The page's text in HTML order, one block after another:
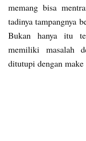
memang bisa
tadinya tampangnya
Bukan hanya itu
memiliki masalah
ditutupi dengan